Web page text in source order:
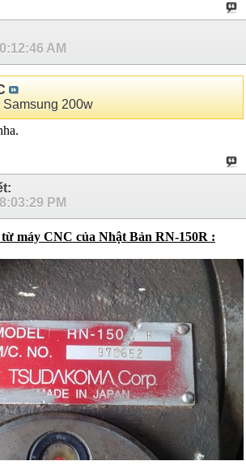
AM
Samsung 200w
PM
từ máy CNC của Nhật Bản RN-150R :